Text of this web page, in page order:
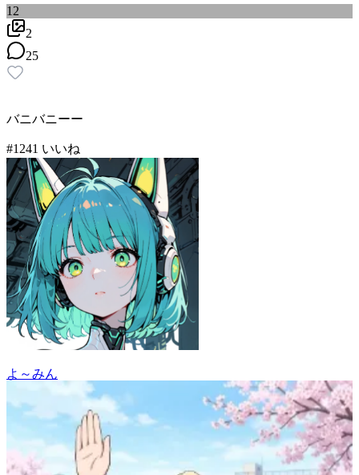
12
2
25
バニバニーー
#1241 いいね
よ～みん
52